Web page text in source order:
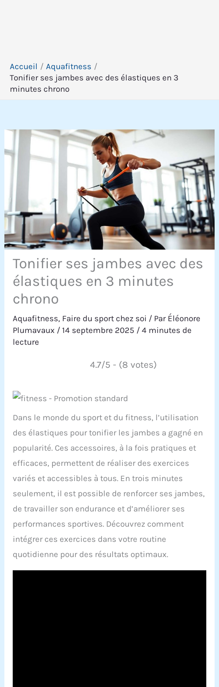
Accueil
Aquafitness
Tonifier ses jambes avec des élastiques en 3
minutes chrono
Tonifier ses jambes avec des
élastiques en 3 minutes
chrono
Aquafitness, Faire du sport chez soi / Par Éléonore
Plumavaux /14 septembre 2025 /4 minutes de
lecture
4.7/5 - (8 votes)
Dans le monde du sport et du fitness, l’utilisation
des élastiques pour tonifier les jambes a gagné en
popularité. Ces accessoires, à la fois pratiques et
efficaces, permettent de réaliser des exercices
variés et accessibles à tous. En trois minutes
seulement, il est possible de renforcer ses jambes,
de travailler son endurance et d’améliorer ses
performances sportives. Découvrez comment
intégrer ces exercices dans votre routine
quotidienne pour des résultats optimaux.